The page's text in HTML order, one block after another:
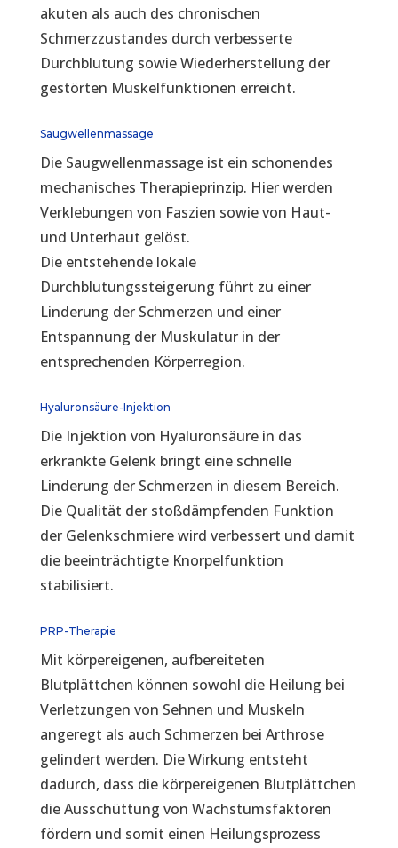
akuten als auch des chronischen
Schmerzzustandes durch verbesserte
Durchblutung sowie Wiederherstellung der
gestörten Muskelfunktionen erreicht.
Saugwellenmassage
Die Saugwellenmassage ist ein schonendes
mechanisches Therapieprinzip. Hier werden
Verklebungen von Faszien sowie von Haut-
und Unterhaut gelöst.
Die entstehende lokale
Durchblutungssteigerung führt zu einer
Linderung der Schmerzen und einer
Entspannung der Muskulatur in der
entsprechenden Körperregion.
Hyaluronsäure-Injektion
Die Injektion von Hyaluronsäure in das
erkrankte Gelenk bringt eine schnelle
Linderung der Schmerzen in diesem Bereich.
Die Qualität der stoßdämpfenden Funktion
der Gelenkschmiere wird verbessert und damit
die beeinträchtigte Knorpelfunktion
stabilisiert.
PRP-Therapie
Mit körpereigenen, aufbereiteten
Blutplättchen können sowohl die Heilung bei
Verletzungen von Sehnen und Muskeln
angeregt als auch Schmerzen bei Arthrose
gelindert werden. Die Wirkung entsteht
dadurch, dass die körpereigenen Blutplättchen
die Ausschüttung von Wachstumsfaktoren
fördern und somit einen Heilungsprozess